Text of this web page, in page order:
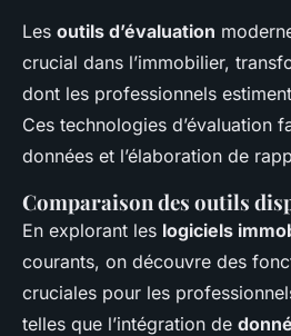
Les outils d’évaluation
crucial dans l’immobilier,
dont les professionnels
Ces technologies d’évaluation
données et l’élaboration de
Comparaison des outils
En explorant les logiciels
courants, on découvre des
cruciales pour les
telles que l’intégration de